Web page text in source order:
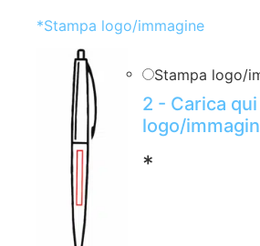
*Stampa logo/immagine
Stampa logo/
2 - Carica
logo/
*